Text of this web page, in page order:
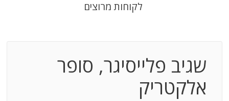
לקוחות מרוצים
שגיב פלייסיגר, סופר
אלקטריק